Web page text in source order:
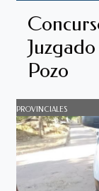
Pozo
PROVINCIALES